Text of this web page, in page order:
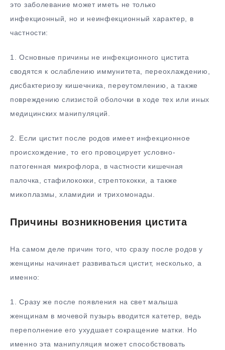
это заболевание может иметь не только
инфекционный, но и неинфекционный характер, в
частности:
1. Основные причины не инфекционного цистита
сводятся к ослаблению иммунитета, переохлаждению,
дисбактериозу кишечника, переутомлению, а также
повреждению слизистой оболочки в ходе тех или иных
медицинских манипуляций.
2. Если цистит после родов имеет инфекционное
происхождение, то его провоцирует условно-
патогенная микрофлора, в частности кишечная
палочка, стафилококки, стрептококки, а также
микоплазмы, хламидии и трихомонады.
Причины возникновения цистита
На самом деле причин того, что сразу после родов у
женщины начинает развиваться цистит, несколько, а
именно:
1. Сразу же после появления на свет малыша
женщинам в мочевой пузырь вводится катетер, ведь
переполнение его ухудшает сокращение матки. Но
именно эта манипуляция может способствовать